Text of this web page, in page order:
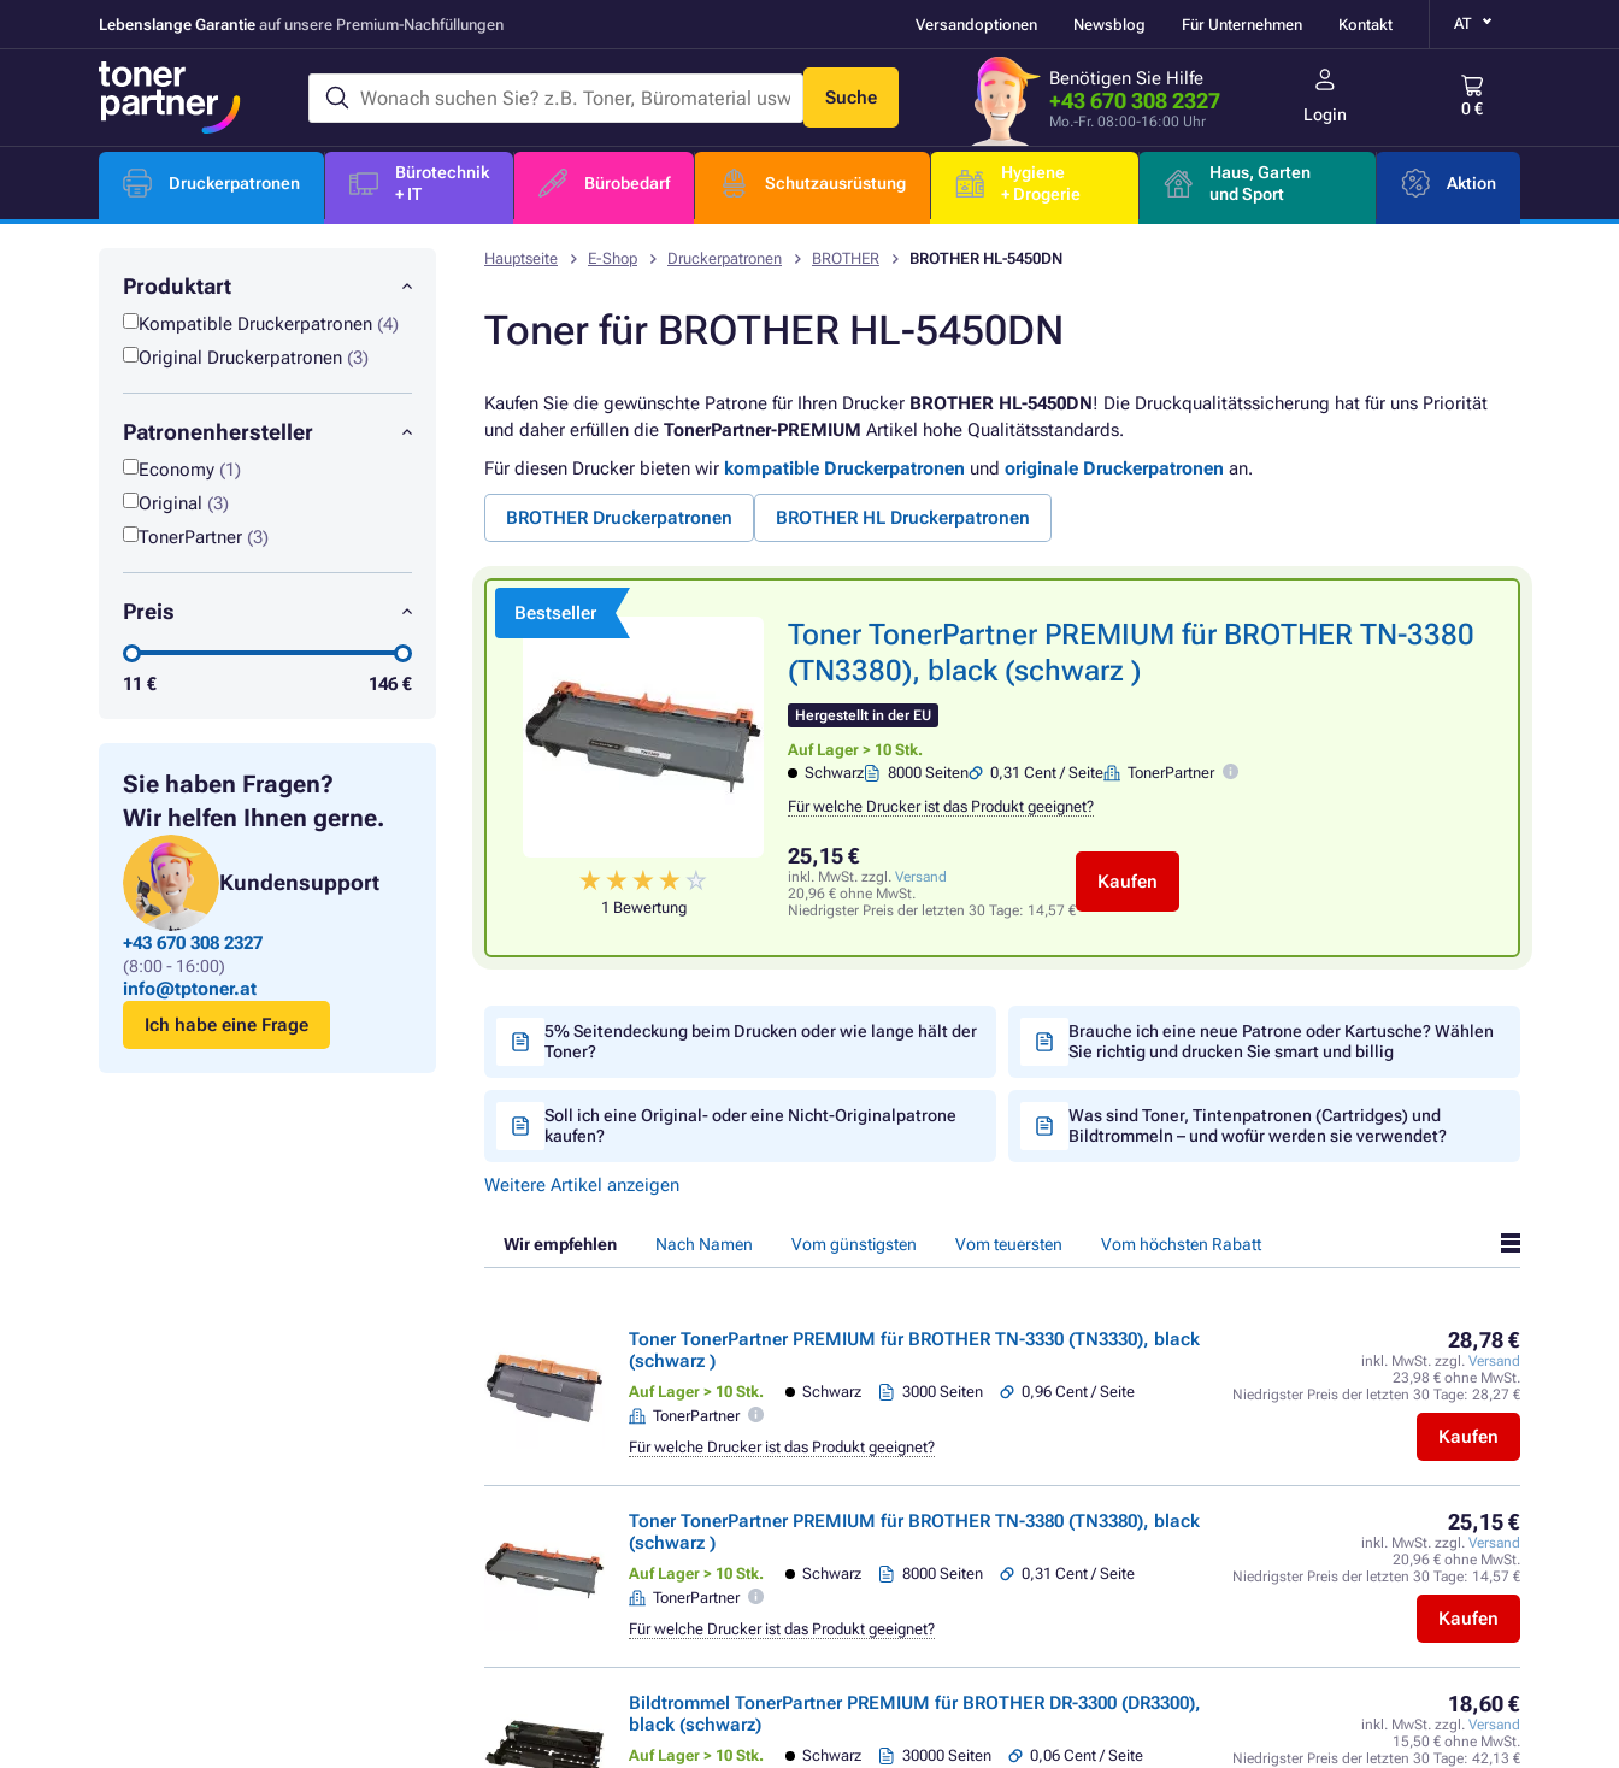
Lebenslange Garantie auf unsere Premium-Nachfüllungen Versandoptionen Newsblog Für Unternehmen Kontakt AT
Suche
Benötigen Sie Hilfe
+43 670 308 2327
Mo.-Fr. 08:00-16:00 Uhr Login 0 €
Druckerpatronen
Bürotechnik
+ IT
Bürobedarf Schutzausrüstung
Hygiene
+ Drogerie
Haus, Garten
und Sport
Aktion
Produktart
Kompatible Druckerpatronen (4)
Original Druckerpatronen (3)
Patronenhersteller
Economy (1)
Original (3)
TonerPartner (3)
Preis
11 € 146€
Sie haben Fragen?
Wir helfen Ihnen gerne.
Kundensupport
+43 670 308 2327
(8:00 - 16:00)
info@tptoner.at
Ich habe eine Frage
Hauptseite E-Shop Druckerpatronen BROTHER BROTHER HL-5450DN
Toner für BROTHER HL-5450DN
Kaufen Sie die gewünschte Patrone für Ihren Drucker BROTHER HL-5450DN! Die Druckqualitätssicherung hat für uns Priorität
und daher erfüllen die TonerPartner-PREMIUM Artikel hohe Qualitätsstandards.
Für diesen Drucker bieten wir kompatible Druckerpatronen und originale Druckerpatronen an.
BROTHER Druckerpatronen BROTHER HL Druckerpatronen
Bestseller
1 Bewertung
Toner TonerPartner PREMIUM für BROTHER TN-3380
(TN3380), black (schwarz )
Hergestellt in der EU
Auf Lager > 10 Stk.
Schwarz
8000 Seiten 0,31 Cent / Seite
TonerPartner
Für welche Drucker ist das Produkt geeignet?
25,15 €
inkl. MwSt. zzgl. Versand
20,96 € ohne MwSt.
Niedrigster Preis der letzten 30 Tage: 14,57 €
Kaufen
5% Seitendeckung beim Drucken oder wie lange hält der
Toner?
Brauche ich eine neue Patrone oder Kartusche? Wählen
Sie richtig und drucken Sie smart und billig
Soll ich eine Original- oder eine Nicht-Originalpatrone
kaufen?
Was sind Toner, Tintenpatronen (Cartridges) und
Bildtrommeln – und wofür werden sie verwendet?
Weitere Artikel anzeigen
Wir empfehlen Nach Namen Vom günstigsten Vom teuersten Vom höchsten Rabatt
Toner TonerPartner PREMIUM für BROTHER TN-3330 (TN3330), black
(schwarz )
Auf Lager > 10 Stk. Schwarz 3000 Seiten
0,96 Cent / Seite
TonerPartner
28,78 €
inkl. MwSt. zzgl. Versand
23,98 € ohne MwSt.
Niedrigster Preis der letzten 30 Tage: 28,27 €
Kaufen
Für welche Drucker ist das Produkt geeignet?
Toner TonerPartner PREMIUM für BROTHER TN-3380 (TN3380), black
(schwarz )
Auf Lager > 10 Stk. Schwarz 8000 Seiten
0,31 Cent / Seite
TonerPartner
25,15 €
inkl. MwSt. zzgl. Versand
20,96 € ohne MwSt.
Niedrigster Preis der letzten 30 Tage: 14,57 €
Kaufen
Für welche Drucker ist das Produkt geeignet?
Bildtrommel TonerPartner PREMIUM für BROTHER DR-3300 (DR3300),
black (schwarz)
Auf Lager > 10 Stk. Schwarz 30000 Seiten
0,06 Cent / Seite
18,60 €
inkl. MwSt. zzgl. Versand
15,50 € ohne MwSt.
Niedrigster Preis der letzten 30 Tage: 42,13 €